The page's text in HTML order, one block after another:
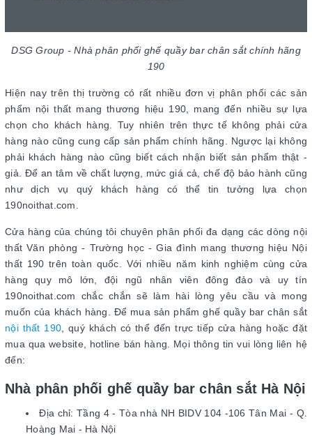
DSG Group - Nhà phân phối ghế quầy bar chân sắt chính hãng
190
Hiện nay trên thị trường có rất nhiều đơn vị phân phối các sản
phẩm nội thất mang thương hiệu 190, mang đến nhiều sự lựa
chọn cho khách hàng. Tuy nhiên trên thực tế không phải cửa
hàng nào cũng cung cấp sản phẩm chính hãng. Ngược lại không
phải khách hàng nào cũng biết cách nhận biết sản phẩm thật -
giả. Để an tâm về chất lượng, mức giá cả, chế độ bảo hành cũng
như dịch vụ quý khách hàng có thể tin tưởng lựa chọn
190noithat.com.
Cửa hàng của chúng tôi chuyên phân phối đa dạng các dòng nội
thất Văn phòng - Trường học - Gia đình mang thương hiệu Nội
thất 190 trên toàn quốc. Với nhiều năm kinh nghiệm cùng cửa
hàng quy mô lớn, đội ngũ nhân viên đông đảo và uy tín
190noithat.com chắc chắn sẽ làm hài lòng yêu cầu và mong
muốn của khách hàng. Để mua sản phẩm ghế quầy bar chân sắt
nội thất 190, quý khách có thể đến trực tiếp cửa hàng hoặc đặt
mua qua website, hotline bán hàng. Mọi thông tin vui lòng liên hệ
đến:
Nhà phân phối ghế quầy bar chân sắt Hà Nội
Địa chỉ: Tầng 4 - Tòa nhà NH BIDV 104 -106 Tân Mai - Q.
Hoàng Mai - Hà Nội